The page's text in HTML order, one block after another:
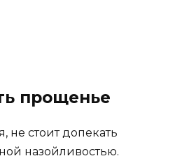
прощенье
не стоит допекать
назойливостью.